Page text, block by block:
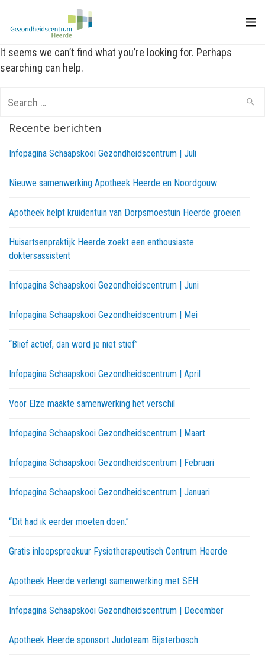
It seems we can’t find what you’re looking for. Perhaps
searching can help.
for:
Recente berichten
Infopagina Schaapskooi Gezondheidscentrum | Juli
Nieuwe samenwerking Apotheek Heerde en Noordgouw
Apotheek helpt kruidentuin van Dorpsmoestuin Heerde groeien
Huisartsenpraktijk Heerde zoekt een enthousiaste
doktersassistent
Infopagina Schaapskooi Gezondheidscentrum | Juni
Infopagina Schaapskooi Gezondheidscentrum | Mei
“Blief actief, dan word je niet stief”
Infopagina Schaapskooi Gezondheidscentrum | April
Voor Elze maakte samenwerking het verschil
Infopagina Schaapskooi Gezondheidscentrum | Maart
Infopagina Schaapskooi Gezondheidscentrum | Februari
Infopagina Schaapskooi Gezondheidscentrum | Januari
“Dit had ik eerder moeten doen.”
Gratis inloopspreekuur Fysiotherapeutisch Centrum Heerde
Apotheek Heerde verlengt samenwerking met SEH
Infopagina Schaapskooi Gezondheidscentrum | December
Apotheek Heerde sponsort Judoteam Bijsterbosch